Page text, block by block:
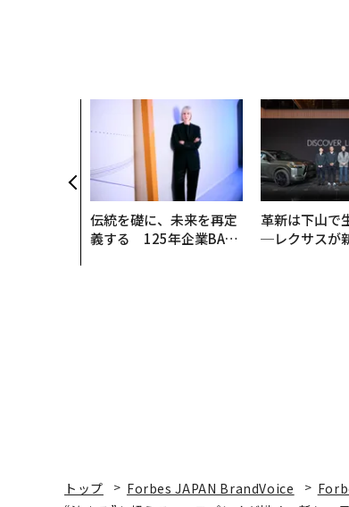
伝統を礎に、未来を再定
義する 125年企業BAT
革新は下山で
─レクサスが
トップ Forbes JAPAN BrandVoice